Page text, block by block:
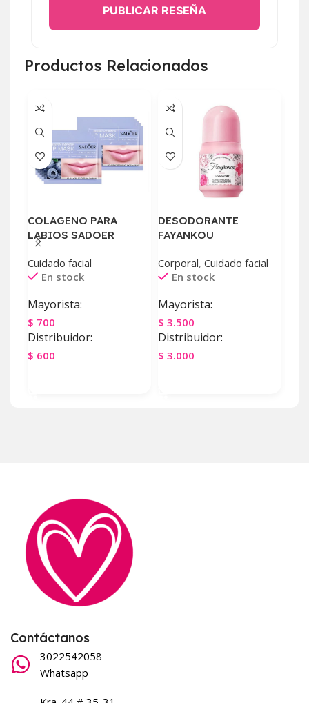
PUBLICAR RESEÑA
Productos Relacionados
COLAGENO PARA
LABIOS SADOER
Cuidado facial
En stock
Mayorista:
$ 700
Distribuidor:
$ 600
DESODORANTE
FAYANKOU
Corporal, Cuidado facial
En stock
Mayorista:
$ 3.500
Distribuidor:
$ 3.000
Contáctanos
3022542058
Whatsapp